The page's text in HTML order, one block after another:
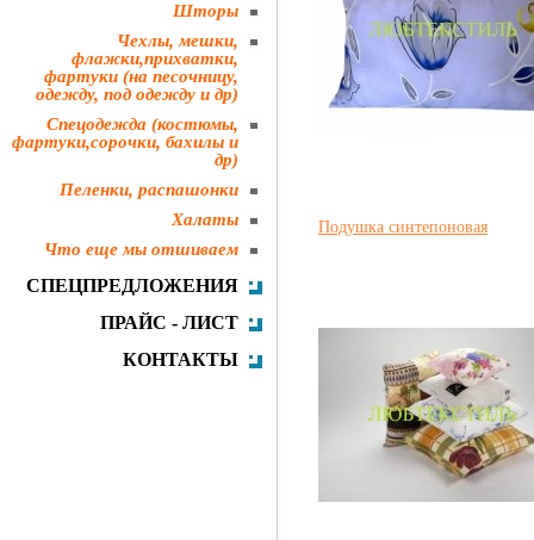
Шторы
Чехлы, мешки,
флажки,прихватки,
фартуки (на песочницу,
одежду, под одежду и др)
Спецодежда (костюмы,
фартуки,сорочки, бахилы и
др)
Пеленки, распашонки
Халаты
Что еще мы отшиваем
СПЕЦПРЕДЛОЖЕНИЯ
ПРАЙС - ЛИСТ
КОНТАКТЫ
Подушка синтепоновая